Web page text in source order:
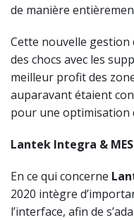
de manière
Cette nouvelle gestion
des chocs avec les
meilleur profit des
auparavant étaient
pour une optimisation
Lantek Integra & MES
En ce qui concerne
2020 intègre
l’interface, afin de